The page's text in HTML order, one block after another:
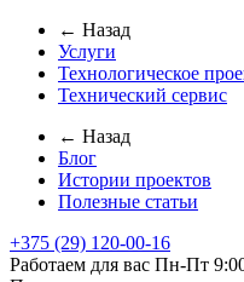
← Назад
Услуги
Технологическое
Технический сервис
← Назад
Блог
Истории проектов
Полезные статьи
+375 (29) 120-00-16
Работаем для вас Пн-Пт